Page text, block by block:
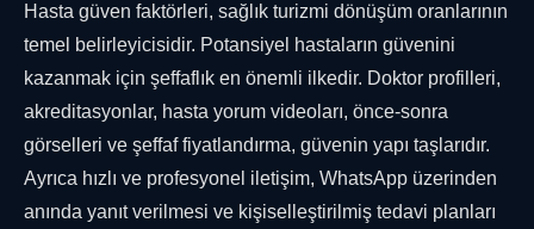
Hasta güven faktörleri, sağlık turizmi dönüşüm oranlarının
temel belirleyicisidir. Potansiyel hastaların güvenini
kazanmak için şeffaflık en önemli ilkedir. Doktor profilleri,
akreditasyonlar, hasta yorum videoları, önce-sonra
görselleri ve şeffaf fiyatlandırma, güvenin yapı taşlarıdır.
Ayrıca hızlı ve profesyonel iletişim, WhatsApp üzerinden
anında yanıt verilmesi ve kişiselleştirilmiş tedavi planları